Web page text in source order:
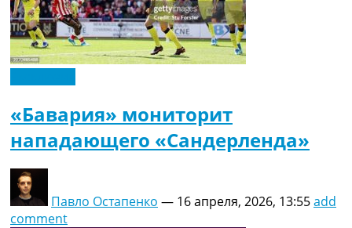
«Бавария» мониторит
нападающего «Сандерленда»
Павло Остапенко — 16 апреля, 2026, 13:55add
comment